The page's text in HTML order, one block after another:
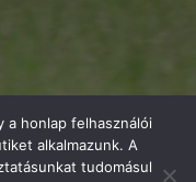
a honlap felhasználói
alkalmazunk. A
tudomásul